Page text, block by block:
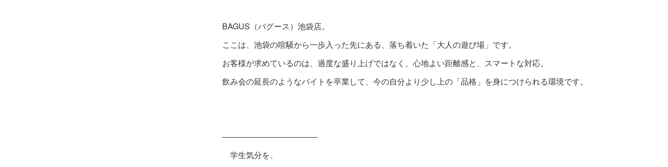
BAGUS（バグース）池袋店。
ここは、池袋の喧騒から一歩入った先にある、落ち着いた「大人の遊び場」です。
お客様が求めているのは、過度な盛り上げではなく、心地よい距離感と、スマートな対応。
飲み会の延長のようなバイトを卒業して、今の自分より少し上の「品格」を身につけられる環境です。
――――――――――――
学生気分を、